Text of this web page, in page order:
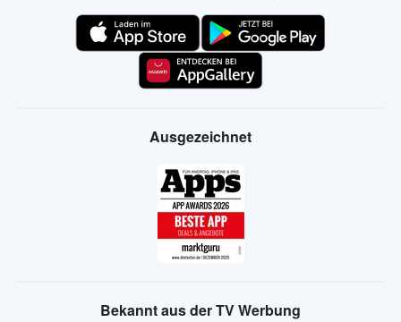
Ausgezeichnet
Bekannt aus der TV Werbung